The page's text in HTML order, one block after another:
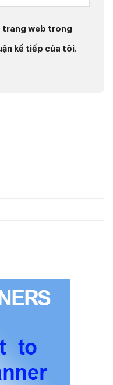
trang web trong
kế tiếp của tôi.